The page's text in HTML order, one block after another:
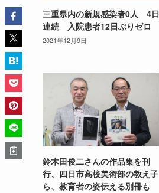
三重県内の新規感染者0人 4日
連続 入院患者12日ぶりゼロ
2021年12月9日
鈴木田俊二さんの作品集を刊
行、四日市高校美術部の教え子
ら、教育者の姿伝える別冊も